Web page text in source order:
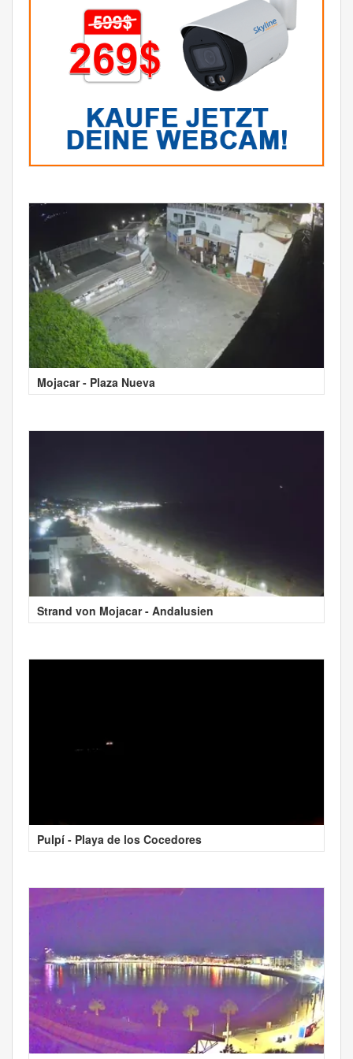
Mojacar - Plaza Nueva
Strand von Mojacar - Andalusien
Pulpí - Playa de los Cocedores